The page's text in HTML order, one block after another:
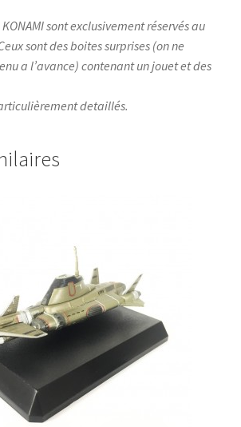
sont exclusivement réservés au
sont des boites surprises (on ne
a l’avance) contenant un jouet et des
detaillés.